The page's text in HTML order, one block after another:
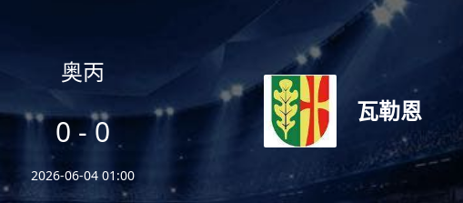
奥丙
0 - 0
2026-06-04 01:00
瓦勒恩